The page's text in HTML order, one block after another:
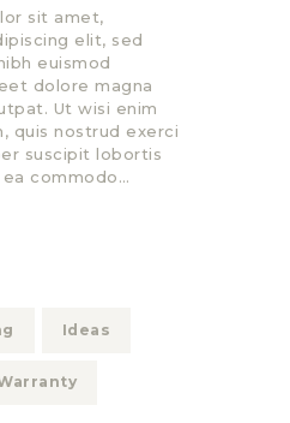
sit amet,
elit, sed
euismod
dolore magna
Ut wisi enim
quis nostrud exerci
suscipit lobortis
commodo…
Ideas